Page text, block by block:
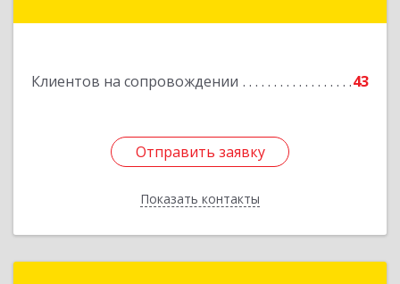
Клиентов на сопровождении 43
Отправить заявку
Показать контакты
Отправить заявку
Назад